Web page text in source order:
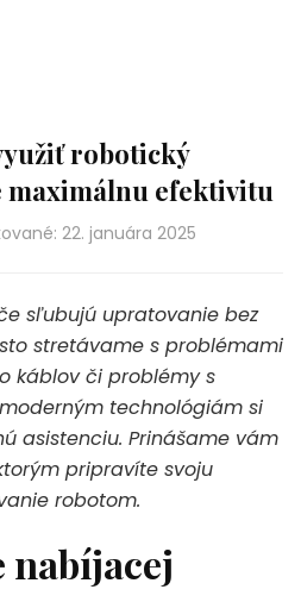
robotický
maximálnu efektivitu
: 22. januára 2025
sľubujú upratovanie bez
stretávame s problémami
káblov či problémy s
technológiám si
asistenciu. Prinášame vám
pripravíte svoju
robotom.
nabíjacej